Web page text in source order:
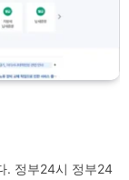
. 정부24시 정부24